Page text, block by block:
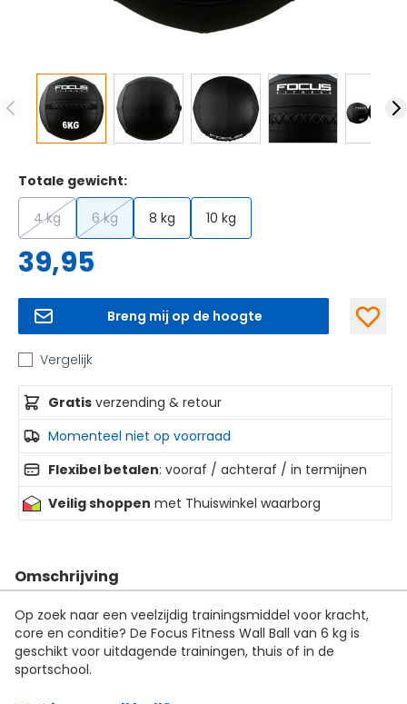
Totale gewicht:
4 kg 6 kg 8 kg 10 kg
39,95
Breng mij op de hoogte
Vergelijk
Gratis verzending & retour
Momenteel niet op voorraad
Flexibel betalen: vooraf / achteraf / in termijnen
Veilig shoppen met Thuiswinkel waarborg
Omschrijving
Op zoek naar een veelzijdig trainingsmiddel voor kracht,
core en conditie? De Focus Fitness Wall Ball van 6 kg is
geschikt voor uitdagende trainingen, thuis of in de
sportschool.